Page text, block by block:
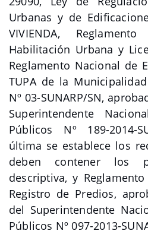
Urbanas y de
VIVIENDA,
Habilitación Urbana y
Reglamento Nacional de
TUPA de la
Nº 03-SUNARP/SN,
Superintendente
Públicos Nº 189-2014-
última se establece los
deben contener los
descriptiva, y
Registro de Predios,
del Superintendente
Públicos Nº 097-2013-